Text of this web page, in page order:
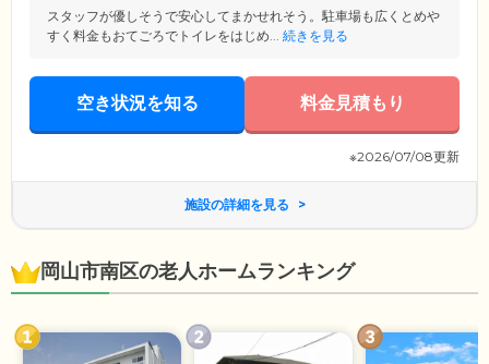
スタッフが優しそうで安心してまかせれそう。駐車場も広くとめや
すく料金もおてごろでトイレをはじめ... 続きを見る
空き状況を知る 料金見積もり
※2026/07/08更新
施設の詳細を見る
岡山市南区の老人ホームランキング